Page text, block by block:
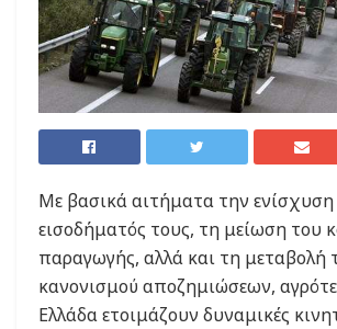
Με βασικά αιτήματα την
εισοδήματός τους, τη μείωση του
παραγωγής, αλλά και τη μεταβολή
κανονισμού αποζημιώσεων,
Ελλάδα ετοιμάζουν δυναμικές